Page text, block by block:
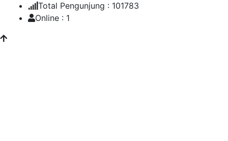
Total Pengunjung : 101783
Online : 1